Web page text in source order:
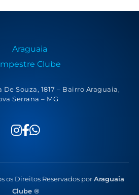
Souza, 1817 – Bairro Araguaia,
Serrana – MG
os Direitos Reservados porAraguaia
Clube ®